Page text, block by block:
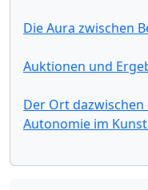
Die Aura zwischen
Auktionen und
Der Ort
Autonomie im